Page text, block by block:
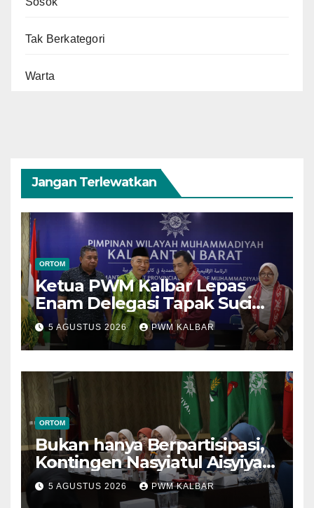
Tak Berkategori
Warta
Jangan Terlewatkan
ORTOM
Ketua PWM Kalbar Lepas
Enam Delegasi Tapak Suci
Menuju Muktamar XVI di
Semarang
5 AGUSTUS 2026 PWM KALBAR
ORTOM
Bukan hanya Berpartisipasi,
Kontingen Nasyiatul Aisyiyah
Kalbar Perjuangkan Program
di Muktamar XV
5 AGUSTUS 2026 PWM KALBAR